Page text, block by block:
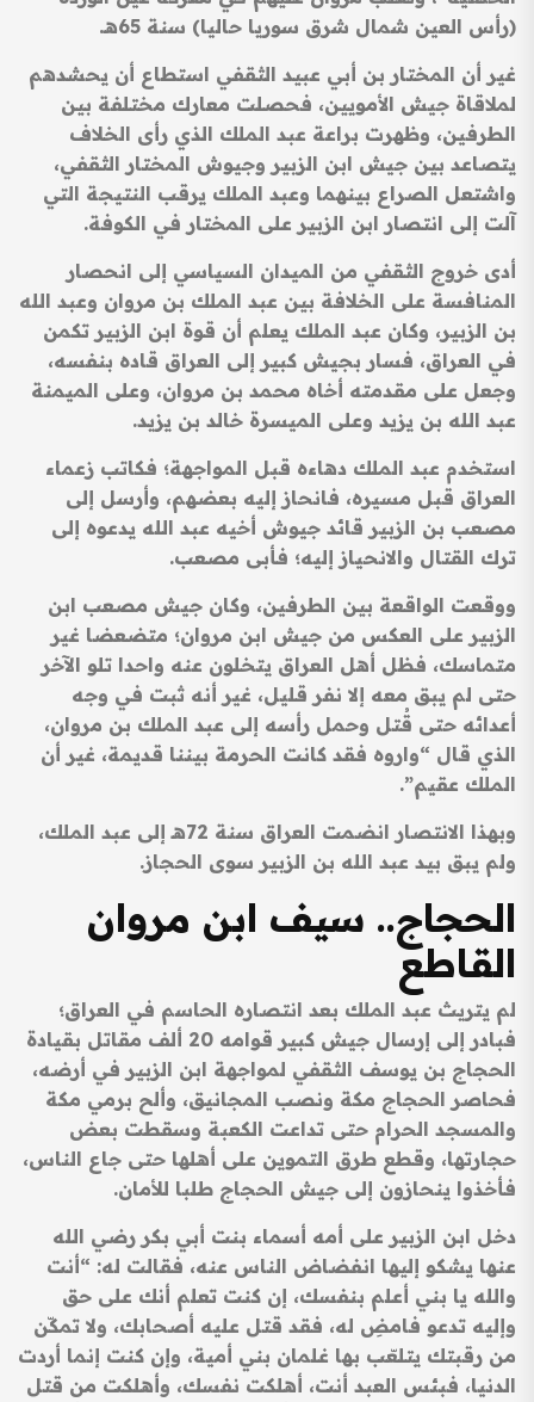
(رأس العين شمال شرق سوريا حاليا) سنة 65هـ.
غير أن المختار بن أبي عبيد الثقفي استطاع أن يحشدهم
لملاقاة جيش الأمويين، فحصلت معارك مختلفة بين
الطرفين، وظهرت براعة عبد الملك الذي رأى الخلاف
يتصاعد بين جيش ابن الزبير وجيوش المختار الثقفي،
واشتعل الصراع بينهما وعبد الملك يرقب النتيجة التي
آلت إلى انتصار ابن الزبير على المختار في الكوفة.
أدى خروج الثقفي من الميدان السياسي إلى انحصار
المنافسة على الخلافة بين عبد الملك بن مروان وعبد الله
بن الزبير، وكان عبد الملك يعلم أن قوة ابن الزبير تكمن
في العراق، فسار بجيش كبير إلى العراق قاده بنفسه،
وجعل على مقدمته أخاه محمد بن مروان، وعلى الميمنة
عبد الله بن يزيد وعلى الميسرة خالد بن يزيد.
استخدم عبد الملك دهاءه قبل المواجهة؛ فكاتب زعماء
العراق قبل مسيره، فانحاز إليه بعضهم، وأرسل إلى
مصعب بن الزبير قائد جيوش أخيه عبد الله يدعوه إلى
ترك القتال والانحياز إليه؛ فأبى مصعب.
ووقعت الواقعة بين الطرفين، وكان جيش مصعب ابن
الزبير على العكس من جيش ابن مروان؛ متضعضا غير
متماسك، فظل أهل العراق يتخلون عنه واحدا تلو الآخر
حتى لم يبق معه إلا نفر قليل، غير أنه ثبت في وجه
أعدائه حتى قُتل وحمل رأسه إلى عبد الملك بن مروان،
الذي قال “واروه فقد كانت الحرمة بيننا قديمة، غير أن
الملك عقيم”.
وبهذا الانتصار انضمت العراق سنة 72هـ إلى عبد الملك،
ولم يبق بيد عبد الله بن الزبير سوى الحجاز.
الحجاج.. سيف ابن مروان
القاطع
لم يتريث عبد الملك بعد انتصاره الحاسم في العراق؛
فبادر إلى إرسال جيش كبير قوامه 20 ألف مقاتل بقيادة
الحجاج بن يوسف الثقفي لمواجهة ابن الزبير في أرضه،
فحاصر الحجاج مكة ونصب المجانيق، وألح برمي مكة
والمسجد الحرام حتى تداعت الكعبة وسقطت بعض
حجارتها، وقطع طرق التموين على أهلها حتى جاع الناس،
فأخذوا ينحازون إلى جيش الحجاج طلبا للأمان.
دخل ابن الزبير على أمه أسماء بنت أبي بكر رضي الله
عنها يشكو إليها انفضاض الناس عنه، فقالت له: “أنت
والله يا بني أعلم بنفسك، إن كنت تعلم أنك على حق
وإليه تدعو فامضِ له، فقد قتل عليه أصحابك، ولا تمكّن
من رقبتك يتلعّب بها غلمان بني أمية، وإن كنت إنما أردت
الدنيا، فبئس العبد أنت، أهلكت نفسك، وأهلكت من قتل